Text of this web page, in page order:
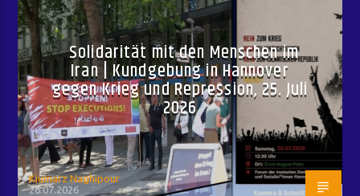
Solidarität mit den Menschen im
Iran | Kundgebung in Hannover
gegen Krieg und Repression, 25. Juli
2026
Kiumarz Naghipour
26.07.2026